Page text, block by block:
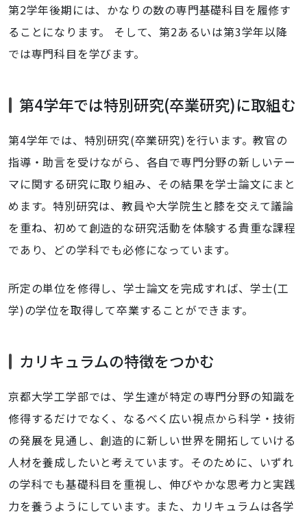
第2学年後期には、かなりの数の専門基礎科目を履修す
ることになります。 そして、第2あるいは第3学年以降
では専門科目を学びます。
第4学年では特別研究(卒業研究)に取組む
第4学年では、特別研究(卒業研究)を行います。教官の
指導・助言を受けながら、各自で専門分野の新しいテー
マに関する研究に取り組み、その結果を学士論文にまと
めます。特別研究は、教員や大学院生と膝を交えて議論
を重ね、初めて創造的な研究活動を体験する貴重な課程
であり、どの学科でも必修になっています。
所定の単位を修得し、学士論文を完成すれば、学士(工
学)の学位を取得して卒業することができます。
カリキュラムの特徴をつかむ
京都大学工学部では、学生達が特定の専門分野の知識を
修得するだけでなく、なるべく広い視点から科学・技術
の発展を見通し、創造的に新しい世界を開拓していける
人材を養成したいと考えています。そのために、いずれ
の学科でも基礎科目を重視し、伸びやかな思考力と実践
力を養うようにしています。また、カリキュラムは各学